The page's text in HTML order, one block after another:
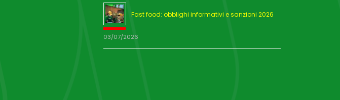
Fast food: obblighi informativi e sanzioni 2026
03/07/2026